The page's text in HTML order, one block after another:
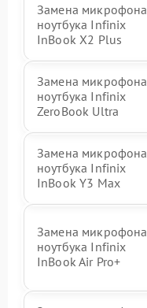
Замена микрофона
ноутбука Infinix
InBook X2 Plus
Замена микрофона
ноутбука Infinix
ZeroBook Ultra
Замена микрофона
ноутбука Infinix
InBook Y3 Max
Замена микрофона
ноутбука Infinix
InBook Air Pro+